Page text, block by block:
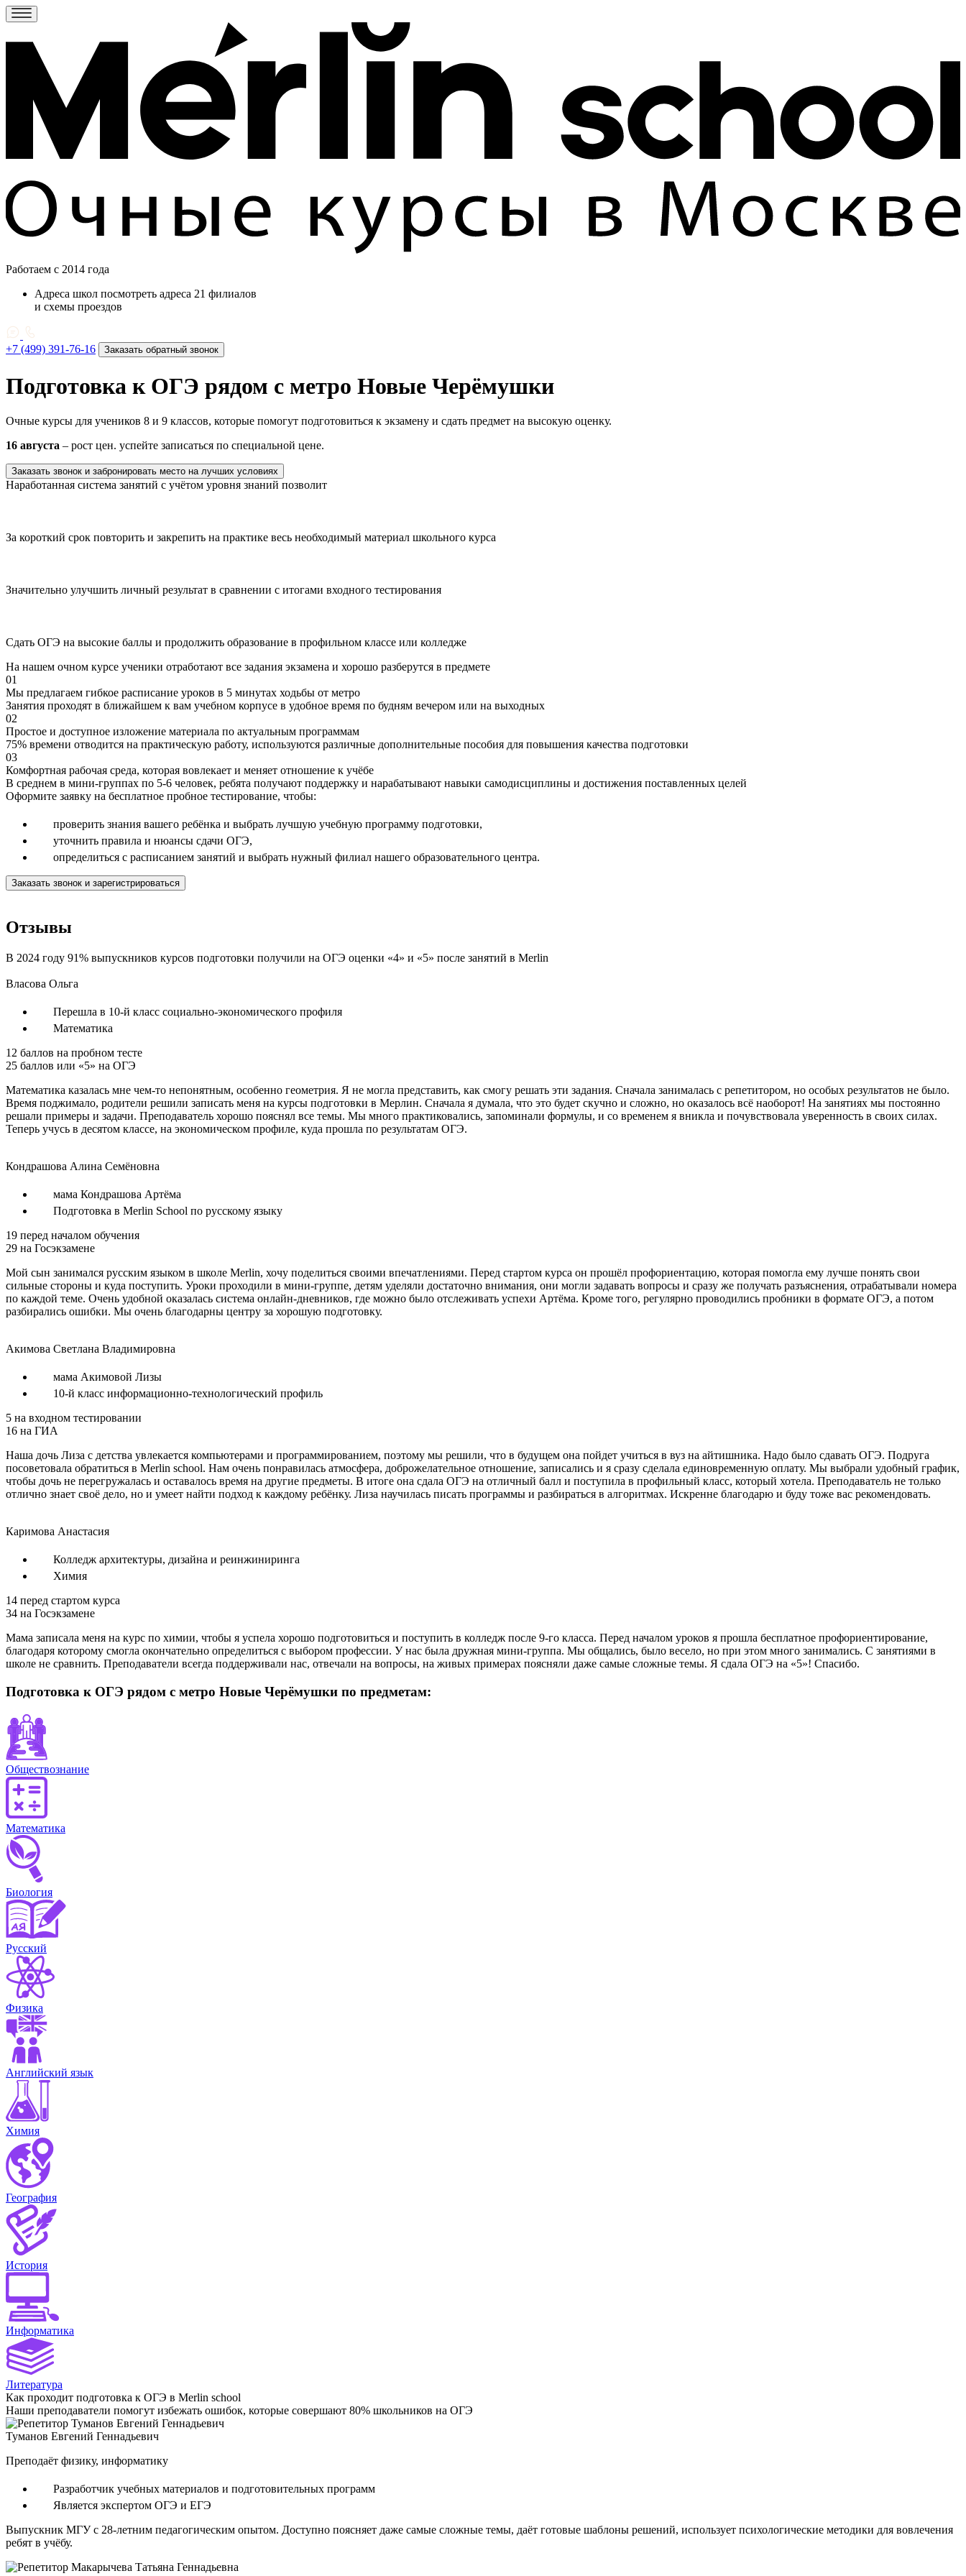
Работаем c 2014 года
Адреса школ посмотреть адреса 21 филиалов
и схемы проездов
+7 (499) 391-76-16 Заказать обратный звонок
Подготовка к ОГЭ рядом с метро Новые Черёмушки
Очные курсы для учеников 8 и 9 классов, которые помогут подготовиться к экзамену и сдать предмет на высокую оценку.
16 августа – рост цен. успейте записаться по специальной цене.
Заказать звонок и забронировать место на лучших условиях
Наработанная система занятий с учётом уровня знаний позволит
За короткий срок повторить и закрепить на практике весь необходимый материал школьного курса
Значительно улучшить личный результат в сравнении с итогами входного тестирования
Сдать ОГЭ на высокие баллы и продолжить образование в профильном классе или колледже
На нашем очном курсе ученики отработают все задания экзамена и хорошо разберутся в предмете
01
Мы предлагаем гибкое расписание уроков в 5 минутах ходьбы от метро
Занятия проходят в ближайшем к вам учебном корпусе в удобное время по будням вечером или на выходных
02
Простое и доступное изложение материала по актуальным программам
75% времени отводится на практическую работу, используются различные дополнительные пособия для повышения качества подготовки
03
Комфортная рабочая среда, которая вовлекает и меняет отношение к учёбе
В среднем в мини-группах по 5-6 человек, ребята получают поддержку и нарабатывают навыки самодисциплины и достижения поставленных целей
Оформите заявку на бесплатное пробное тестирование, чтобы:
проверить знания вашего ребёнка и выбрать лучшую учебную программу подготовки,
уточнить правила и нюансы сдачи ОГЭ,
определиться с расписанием занятий и выбрать нужный филиал нашего образовательного центра.
Заказать звонок и зарегистрироваться
Отзывы
В 2024 году 91% выпускников курсов подготовки получили на ОГЭ оценки «4» и «5» после занятий в Merlin
Власова Ольга
Перешла в 10-й класс социально-экономического профиля
Математика
12 баллов на пробном тесте
25 баллов или «5» на ОГЭ
Математика казалась мне чем-то непонятным, особенно геометрия. Я не могла представить, как смогу решать эти задания. Сначала занималась с репетитором, но особых результатов не было.
Время поджимало, родители решили записать меня на курсы подготовки в Мерлин. Сначала я думала, что это будет скучно и сложно, но оказалось всё наоборот! На занятиях мы постоянно
решали примеры и задачи. Преподаватель хорошо пояснял все темы. Мы много практиковались, запоминали формулы, и со временем я вникла и почувствовала уверенность в своих силах.
Теперь учусь в десятом классе, на экономическом профиле, куда прошла по результатам ОГЭ.
Кондрашова Алина Семёновна
мама Кондрашова Артёма
Подготовка в Merlin School по русскому языку
19 перед началом обучения
29 на Госэкзамене
Мой сын занимался русским языком в школе Merlin, хочу поделиться своими впечатлениями. Перед стартом курса он прошёл профориентацию, которая помогла ему лучше понять свои
сильные стороны и куда поступить. Уроки проходили в мини-группе, детям уделяли достаточно внимания, они могли задавать вопросы и сразу же получать разъяснения, отрабатывали номера
по каждой теме. Очень удобной оказалась система онлайн-дневников, где можно было отслеживать успехи Артёма. Кроме того, регулярно проводились пробники в формате ОГЭ, а потом
разбирались ошибки. Мы очень благодарны центру за хорошую подготовку.
Акимова Светлана Владимировна
мама Акимовой Лизы
10-й класс информационно-технологический профиль
5 на входном тестировании
16 на ГИА
Наша дочь Лиза с детства увлекается компьютерами и программированием, поэтому мы решили, что в будущем она пойдет учиться в вуз на айтишника. Надо было сдавать ОГЭ. Подруга
посоветовала обратиться в Merlin school. Нам очень понравилась атмосфера, доброжелательное отношение, записались и я сразу сделала единовременную оплату. Мы выбрали удобный график,
чтобы дочь не перегружалась и оставалось время на другие предметы. В итоге она сдала ОГЭ на отличный балл и поступила в профильный класс, который хотела. Преподаватель не только
отлично знает своё дело, но и умеет найти подход к каждому ребёнку. Лиза научилась писать программы и разбираться в алгоритмах. Искренне благодарю и буду тоже вас рекомендовать.
Каримова Анастасия
Колледж архитектуры, дизайна и реинжиниринга
Химия
14 перед стартом курса
34 на Госэкзамене
Мама записала меня на курс по химии, чтобы я успела хорошо подготовиться и поступить в колледж после 9-го класса. Перед началом уроков я прошла бесплатное профориентирование,
благодаря которому смогла окончательно определиться с выбором профессии. У нас была дружная мини-группа. Мы общались, было весело, но при этом много занимались. С занятиями в
школе не сравнить. Преподаватели всегда поддерживали нас, отвечали на вопросы, на живых примерах поясняли даже самые сложные темы. Я сдала ОГЭ на «5»! Спасибо.
Подготовка к ОГЭ рядом с метро Новые Черёмушки по предметам:
Обществознание
Математика
Биология
Русский
Физика
Английский язык
Химия
География
История
Информатика
Литература
Как проходит подготовка к ОГЭ в Merlin school
Наши преподаватели помогут избежать ошибок, которые совершают 80% школьников на ОГЭ
Туманов Евгений Геннадьевич
Преподаёт физику, информатику
Разработчик учебных материалов и подготовительных программ
Является экспертом ОГЭ и ЕГЭ
Выпускник МГУ с 28-летним педагогическим опытом. Доступно поясняет даже самые сложные темы, даёт готовые шаблоны решений, использует психологические методики для вовлечения
ребят в учёбу.